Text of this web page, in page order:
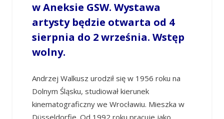
w Aneksie GSW. Wystawa
artysty będzie otwarta od 4
sierpnia do 2 września. Wstęp
wolny.
Andrzej Walkusz urodził się w 1956 roku na
Dolnym Śląsku, studiował kierunek
kinematograficzny we Wrocławiu. Mieszka w